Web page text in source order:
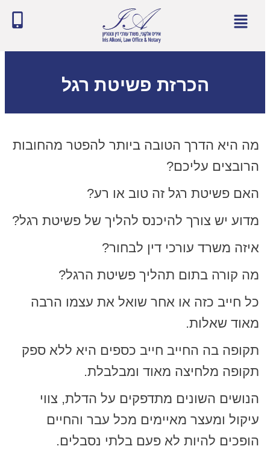
הכרזת פשיטת רגל
מה היא הדרך הטובה ביותר להפטר מהחובות
הרובצים עליכם?
האם פשיטת רגל זה טוב או רע?
מדוע יש צורך להיכנס להליך של פשיטת רגל?
איזה משרד עורכי דין לבחור?
מה קורה בתום תהליך פשיטת הרגל?
כל חייב כזה או אחר שואל את עצמו הרבה
מאוד שאלות.
תקופה בה החייב חייב כספים היא ללא ספק
תקופה מלחיצה מאוד ומבלבלת.
הנושים השונים מתדפקים על הדלת, צווי
עיקול ומעצר מאיימים מכל עבר והחיים
הופכים להיות לא פעם בלתי נסבלים.